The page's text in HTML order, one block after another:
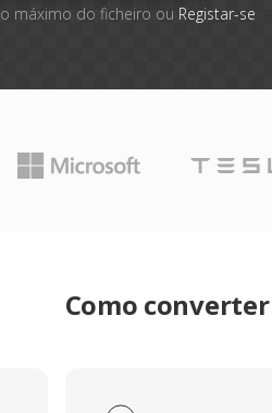
máximo do ficheiro ou Registar-se
Como converter